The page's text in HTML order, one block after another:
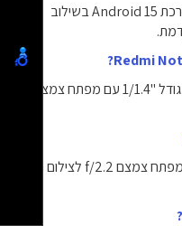
ה-Redmi Note 15 Pro 5G מגיע עם מערכת Android 15 בשילוב
המצלמה הראשית בעלת חיישן ‎200‎MP בגודל ‎1/1.4"‎ עם מפתח צמצם
החיישן המשני הוא ‎8‎MP בזווית רחבה עם מפתח צמצם ‎f/2.2‎ לצילום נופים